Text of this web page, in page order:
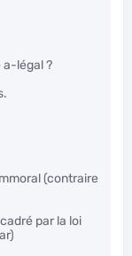
a-légal ?
(contraire
par la loi